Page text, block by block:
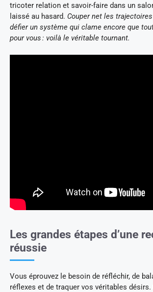
tricoter relation et savoir-faire dans un
laissé au hasard. Couper net les
défier un système qui clame encore que
pour vous : voilà le véritable tournant.
Les grandes étapes d’une
réussie
Vous éprouvez le besoin de réfléchir, de
réflexes et de traquer vos véritables désirs.